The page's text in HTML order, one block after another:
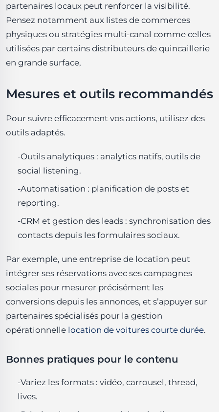
partenaires locaux peut renforcer la visibilité.
Pensez notamment aux listes de commerces
physiques ou stratégies multi-canal comme celles
utilisées par certains distributeurs de quincaillerie
en grande surface,
Mesures et outils recommandés
Pour suivre efficacement vos actions, utilisez des
outils adaptés.
-Outils analytiques : analytics natifs, outils de
social listening.
-Automatisation : planification de posts et
reporting.
-CRM et gestion des leads : synchronisation des
contacts depuis les formulaires sociaux.
Par exemple, une entreprise de location peut
intégrer ses réservations avec ses campagnes
sociales pour mesurer précisément les
conversions depuis les annonces, et s’appuyer sur
partenaires spécialisés pour la gestion
opérationnelle location de voitures courte durée.
Bonnes pratiques pour le contenu
-Variez les formats : vidéo, carrousel, thread,
lives.